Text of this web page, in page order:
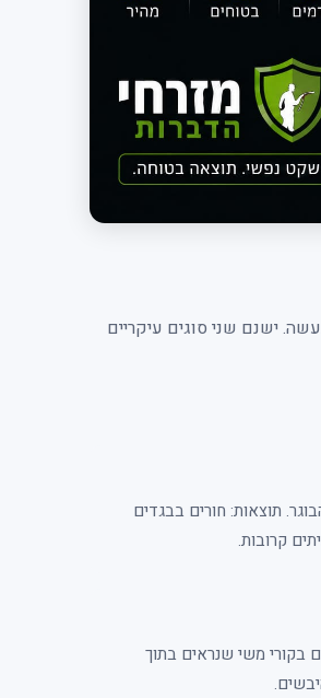
ישנם שני סוגים עיקריים
תוצאות: חורים בבגדים
קרובות.
בקורי משי שנראים בתוך